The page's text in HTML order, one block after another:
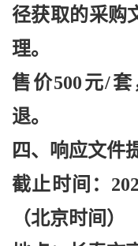
径获取的采购
理。
售价500元/
退。
四、响应文件
截止时间：
（北京时间）